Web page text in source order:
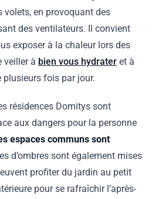
volets, en provoquant des
des ventilateurs. Il convient
exposer à la chaleur lors des
veiller à bien vous hydrater et à
fois par jour.
résidences Domitys sont
aux dangers pour la personne
espaces communs sont
d’ombres sont également mises
profiter du jardin au petit
pour se rafraîchir l’après-